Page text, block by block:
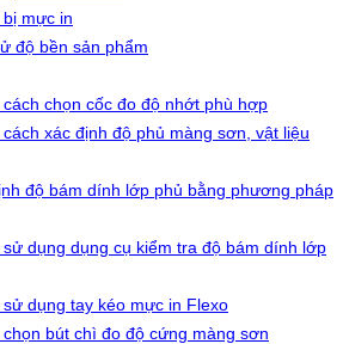
mực in
độ bền sản phẩm
chọn cốc đo độ nhớt phù hợp
xác định độ phủ màng sơn, vật liệu
độ bám dính lớp phủ bằng phương pháp
dụng dụng cụ kiểm tra độ bám dính lớp
dụng tay kéo mực in Flexo
bút chì đo độ cứng màng sơn